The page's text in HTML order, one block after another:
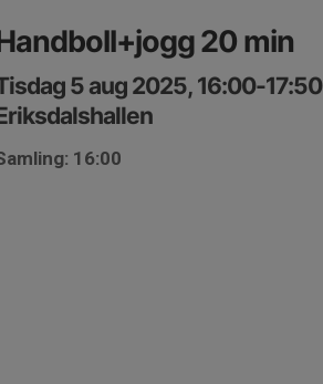
20 min
5 aug 2025, 16:00-17:50
16:00